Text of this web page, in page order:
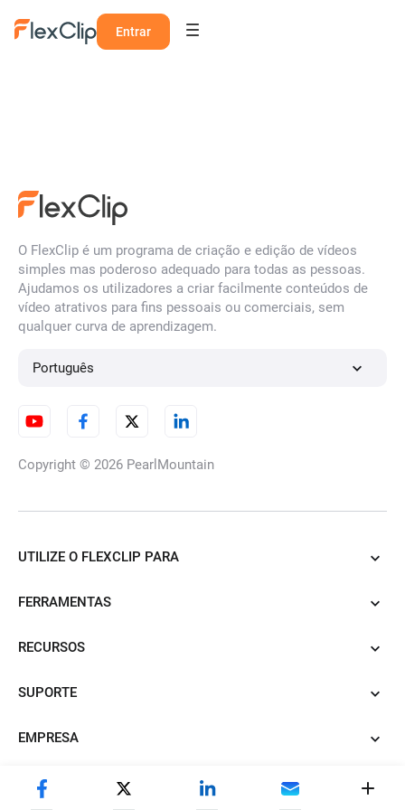
Entrar
O FlexClip é um programa de criação e edição de vídeos
simples mas poderoso adequado para todas as pessoas.
Ajudamos os utilizadores a criar facilmente conteúdos de
vídeo atrativos para fins pessoais ou comerciais, sem
qualquer curva de aprendizagem.
Português
Copyright © 2026 PearlMountain
UTILIZE O FLEXCLIP PARA
FERRAMENTAS
RECURSOS
SUPORTE
EMPRESA